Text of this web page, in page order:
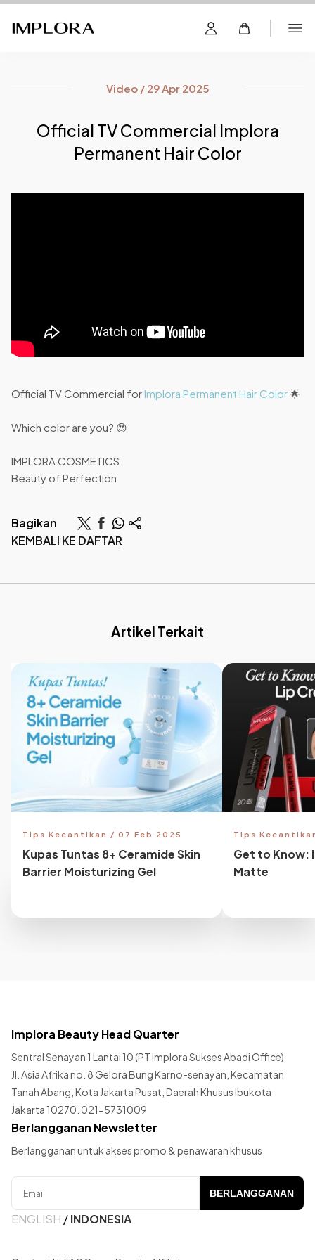
Video / 29 Apr 2025
Official TV Commercial Implora
Permanent Hair Color
Official TV Commercial forImplora Permanent Hair Color🌟
Which color are you? 😍
IMPLORA COSMETICS
Beauty of Perfection
KEMBALI KE DAFTAR
Bagikan
Artikel Terkait
Tips Kecantikan / 07 Feb 2025
Kupas Tuntas 8+ Ceramide Skin
Barrier Moisturizing Gel
Tips
Get to Know:
Matte
Implora Beauty Head Quarter
Sentral Senayan 1 Lantai 10 (PT Implora Sukses Abadi Office)
Jl. Asia Afrika no. 8 Gelora Bung Karno-senayan, Kecamatan
Tanah Abang, Kota Jakarta Pusat, Daerah Khusus Ibukota
Jakarta 10270. 021-5731009
Berlangganan Newsletter
Berlangganan untuk akses promo & penawaran khusus
BERLANGGANAN
ENGLISH /INDONESIA